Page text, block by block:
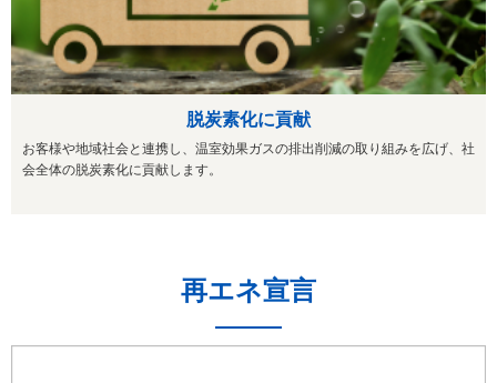
脱炭素化に貢献
お客様や地域社会と連携し、温室効果ガスの排出削減の取り組みを広げ、社
会全体の脱炭素化に貢献します。
再エネ宣言